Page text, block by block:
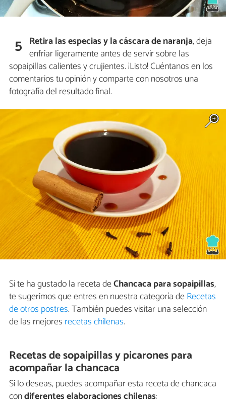
5 Retira las especias y la cáscara de naranja, deja
enfriar ligeramente antes de servir sobre las
sopaipillas calientes y crujientes. ¡Listo! Cuéntanos en los
comentarios tu opinión y comparte con nosotros una
fotografía del resultado final.
Si te ha gustado la receta deChancaca para sopaipillas,
te sugerimos que entres en nuestra categoría deRecetas
de otros postres. También puedes visitar una selección
de las mejores recetas chilenas.
Recetas de sopaipillas y picarones para
acompañar la chancaca
Si lo deseas, puedes acompañar esta receta de chancaca
condiferentes elaboraciones chilenas: